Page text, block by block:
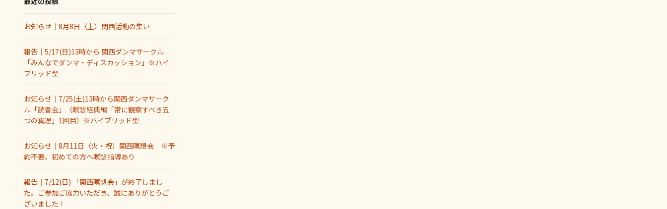
お知らせ｜8月8日（土）関西活動の集い
報告｜5/17(日)13時から 関西ダンマサークル
「みんなでダンマ・ディスカッション」※ハイ
ブリッド型
お知らせ｜7/25(土)13時から関西ダンマサーク
ル「読書会」（瞑想経典編「常に観察すべき五
つの真理」1回目）※ハイブリッド型
お知らせ｜8月11日（火・祝）関西瞑想会 ※予
約不要、初めての方へ瞑想指導あり
報告｜7/12(日) 「関西瞑想会」が終了しまし
た。ご参加ご協力いただき、誠にありがとうご
ざいました！